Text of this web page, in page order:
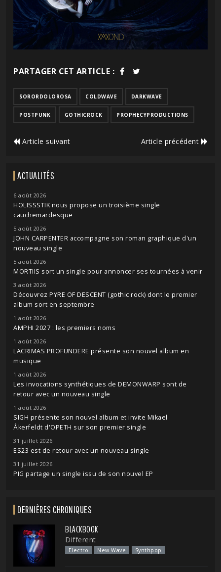
PARTAGER CET ARTICLE :
SORORDOLOROSA COLDWAVE DARKWAVE
POSTPUNK GOTHICROCK PROPHECYPRODUCTIONS
Article suivant Article précédent
ACTUALITÉS
6 août 2026
HOLISSSTIK nous propose un troisième single
cauchemardesque
5 août 2026
JOHN CARPENTER accompagne son roman graphique d'un
nouveau single
5 août 2026
MORTIIS sort un single pour annoncer ses tournées à venir
3 août 2026
Découvrez PYRE OF DESCENT (gothic rock) dont le premier
album sort en septembre
1 août 2026
AMPHI 2027 : les premiers noms
1 août 2026
LACRIMAS PROFUNDERE présente son nouvel album en
musique
1 août 2026
Les invocations synthétiques de DEMONWARP sont de
retour avec un nouveau single
1 août 2026
SIGH présente son nouvel album et invite Mikael
Åkerfeldt d'OPETH sur son premier single
31 juillet 2026
ES23 est de retour avec un nouveau single
31 juillet 2026
PIG partage un single issu de son nouvel EP
DERNIÈRES CHRONIQUES
BLACKBOOK
Different
Electro New Wave Synthpop